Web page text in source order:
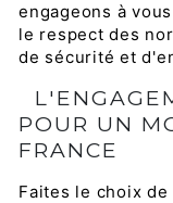
engageons à
le respect des
de sécurité et
POUR UN
FRANCE
Faites le choix